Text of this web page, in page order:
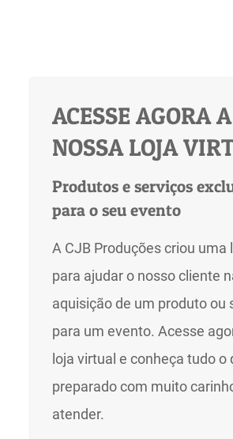
ACESSE AGORA A
NOSSA LOJA
Produtos e serviços
para o seu evento
A CJB Produções criou uma
para ajudar o nosso cliente
aquisição de um produto ou
para um evento. Acesse
loja virtual e conheça tudo o
preparado com muito
atender.